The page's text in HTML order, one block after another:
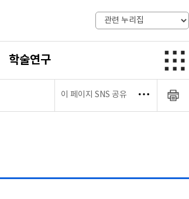
학술연구
이 페이지 SNS 공유